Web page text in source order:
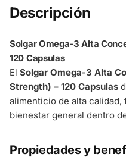
Descripción
Solgar Omega-3 Alta
120 Capsulas
El Solgar Omega-3 Alta
Strength) – 120 Capsulas
alimenticio de alta calidad,
bienestar general dentro
Propiedades y